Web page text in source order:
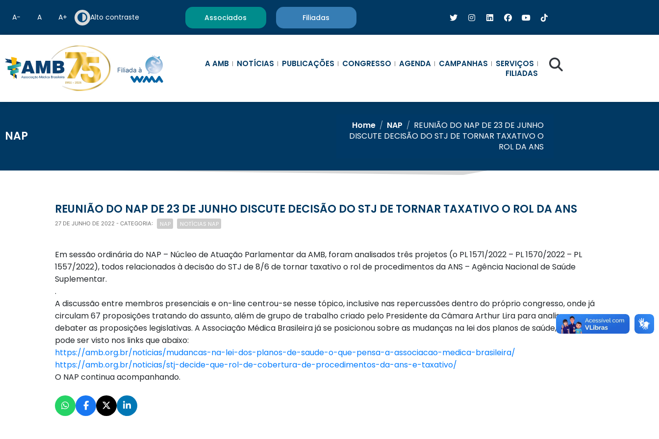
A− A A+ Alto contraste Associados Filiadas
A AMB NOTÍCIAS PUBLICAÇÕES CONGRESSO AGENDA CAMPANHAS
SERVIÇOS
FILIADAS
NAP
Home / NAP / REUNIÃO DO NAP DE 23 DE JUNHO
DISCUTE DECISÃO DO STJ DE TORNAR TAXATIVO O
ROL DA ANS
REUNIÃO DO NAP DE 23 DE JUNHO DISCUTE DECISÃO DO STJ DE TORNAR TAXATIVO O ROL DA ANS
27 DE JUNHO DE 2022 - CATEGORIA: NAP NOTÍCIAS NAP
Em sessão ordinária do NAP – Núcleo de Atuação Parlamentar da AMB, foram analisados três projetos (o PL 1571/2022 – PL 1570/2022 – PL
1557/2022), todos relacionados à decisão do STJ de 8/6 de tornar taxativo o rol de procedimentos da ANS – Agência Nacional de Saúde
Suplementar.
.
A discussão entre membros presenciais e on-line centrou-se nesse tópico, inclusive nas repercussões dentro do próprio congresso, onde já
circulam 67 proposições tratando do assunto, além de grupo de trabalho criado pelo Presidente da Câmara Arthur Lira para analisar e
debater as proposições legislativas. A Associação Médica Brasileira já se posicionou sobre as mudanças na lei dos planos de saúde, conforme
pode ser visto nos links que abaixo:
https://amb.org.br/noticias/mudancas-na-lei-dos-planos-de-saude-o-que-pensa-a-associacao-medica-brasileira/
https://amb.org.br/noticias/stj-decide-que-rol-de-cobertura-de-procedimentos-da-ans-e-taxativo/
O NAP continua acompanhando.